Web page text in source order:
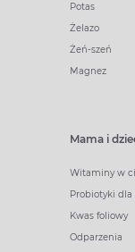
Potas
Żelazo
Żeń-szeń
Magnez
Mama i
Witaminy w
Probiotyki dla
Kwas foliowy
Odparzenia